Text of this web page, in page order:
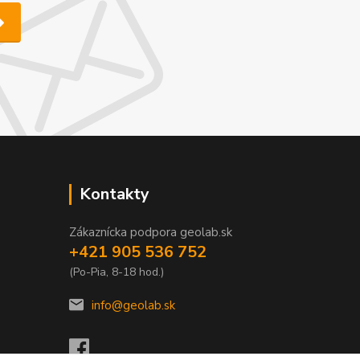
Kontakty
Zákaznícka podpora geolab.sk
+421 905 536 752
(Po-Pia, 8-18 hod.)
info@geolab.sk